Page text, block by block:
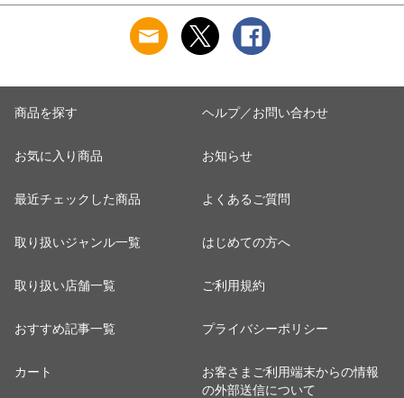
商品を探す
お気に入り商品
最近チェックした商品
取り扱いジャンル一覧
取り扱い店舗一覧
おすすめ記事一覧
カート
ヘルプ／お問い合わせ
お知らせ
よくあるご質問
はじめての方へ
ご利用規約
プライバシーポリシー
お客さまご利用端末からの情報
の外部送信について